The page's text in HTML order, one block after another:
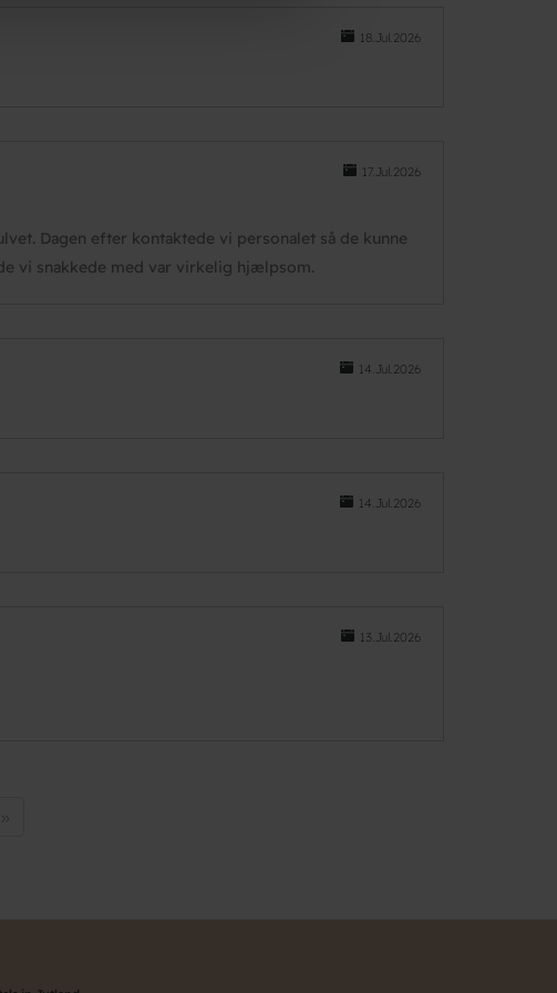
18.Jul.2026
17.Jul.2026
Dagen efter kontaktede vi personalet så de kunne
vi snakkede med var virkelig hjælpsom.
14.Jul.2026
14.Jul.2026
13.Jul.2026